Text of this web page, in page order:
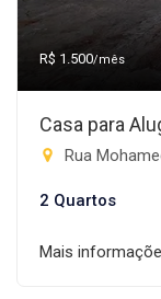
R$ 1.500/mês
Casa para
Rua
2 Quartos
Mais